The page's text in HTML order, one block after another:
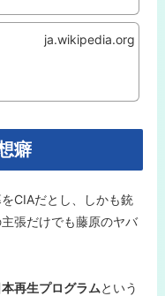
ja.wikipedia.org
癖
CIAだとし、しかも銃
張だけでも藤原のヤバ
再生プログラムという